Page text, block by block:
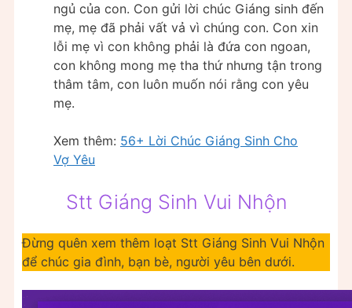
ngủ của con. Con gửi lời chúc Giáng sinh đến
mẹ, mẹ đã phải vất vả vì chúng con. Con xin
lỗi mẹ vì con không phải là đứa con ngoan,
con không mong mẹ tha thứ nhưng tận trong
thâm tâm, con luôn muốn nói rằng con yêu
mẹ.
Xem thêm: 56+ Lời Chúc Giáng Sinh Cho
Vợ Yêu
Stt Giáng Sinh Vui Nhộn
Đừng quên xem thêm loạt Stt Giáng Sinh Vui Nhộn
để chúc gia đình, bạn bè, người yêu bên dưới.